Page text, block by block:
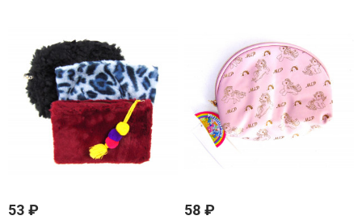
53 ₽ 58₽